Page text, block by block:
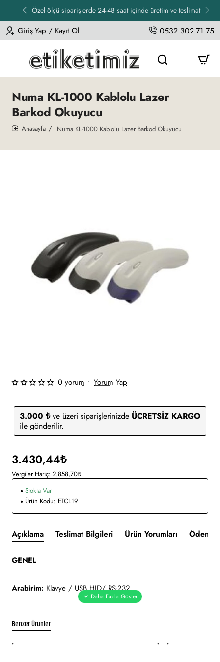
Özel ölçü siparişlerde 24-48 saat içinde üretim ve teslimat
Giriş Yap / Kayıt Ol 0532 302 71 75
Numa KL-1000 Kablolu Lazer
Barkod Okuyucu
Numa KL-1000 Kablolu Lazer Barkod Okuyucu
3.000 ₺ve üzeri siparişlerinizde ÜCRETSİZ KARGO
ile gönderilir.
0 yorum • Yorum Yap
3.430,44₺
Vergiler Hariç: 2.858,70₺
Stokta Var
Ürün Kodu: ETCL19
Açıklama Teslimat Bilgileri Ürün Yorumları Ödeme
GENEL
Arabirim: Klavye / USB HID/ RS-232
Code 39, Code 93, Code 128, Industrial 2 of 5, Interleave 2
of 5, Matrix 2 of 5, MSI/Plessey, Code 11, Code 32, Chinese
Benzer Ürünler